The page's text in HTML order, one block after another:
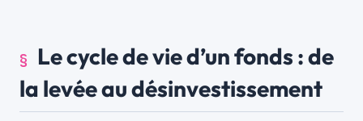
Le cycle de vie d’un fonds : de
la levée au désinvestissement